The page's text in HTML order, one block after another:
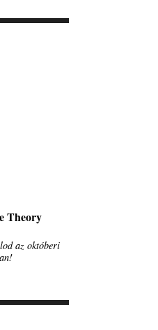
Theory
az októberi